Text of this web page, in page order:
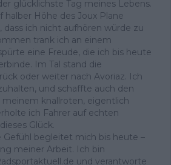
glücklichste Tag meines Lebens.
halber Höhe des Joux Plane
dass ich nicht aufhören würde zu
trank ich an einem
eine Freude, die ich bis heute
Im Tal stand die
oder weiter nach Avoriaz. Ich
und schaffte auch den
knallroten, eigentlich
ich Fahrer auf echten
Glück.
Gefühl begleitet mich bis heute –
meiner Arbeit. Ich bin
und verantworte